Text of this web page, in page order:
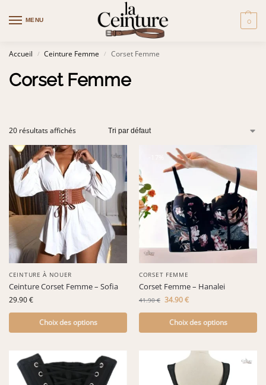
MENU 0
Accueil / Ceinture Femme / Corset Femme
Corset Femme
20 résultats affichés
CEINTURE À NOUER
Ceinture Corset Femme – Sofia
29.90€
Choix des options
CORSET FEMME
Corset Femme – Hanalei
41.90€ 34.90€
Choix des options